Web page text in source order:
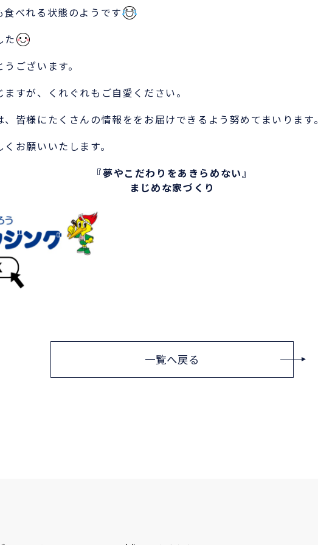
べれる状態のようです
た
ございます。
すが、くれぐれもご自愛ください。
皆様にたくさんの情報ををお届けできるよう努めてまいります。
お願いいたします。
『夢やこだわりをあきらめない』
まじめな家づくり
一覧へ戻る